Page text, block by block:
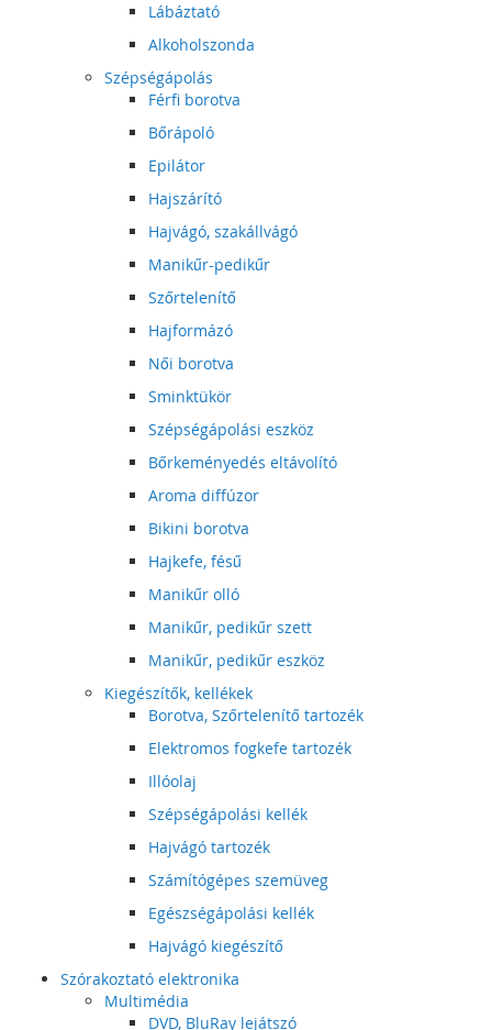
Lábáztató
Alkoholszonda
Szépségápolás
Férfi borotva
Bőrápoló
Epilátor
Hajszárító
Hajvágó, szakállvágó
Manikűr-pedikűr
Szőrtelenítő
Hajformázó
Női borotva
Sminktükör
Szépségápolási eszköz
Bőrkeményedés eltávolító
Aroma diffúzor
Bikini borotva
Hajkefe, fésű
Manikűr olló
Manikűr, pedikűr szett
Manikűr, pedikűr eszköz
Kiegészítők, kellékek
Borotva, Szőrtelenítő tartozék
Elektromos fogkefe tartozék
Illóolaj
Szépségápolási kellék
Hajvágó tartozék
Számítógépes szemüveg
Egészségápolási kellék
Hajvágó kiegészítő
Szórakoztató elektronika
Multimédia
DVD, BluRay lejátszó